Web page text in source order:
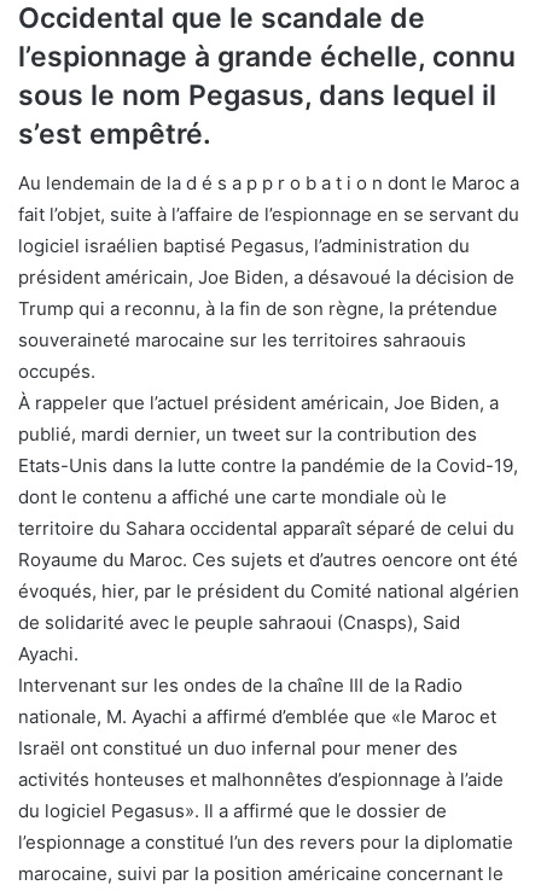
Occidental que le scandale de
l’espionnage à grande échelle, connu
sous le nom Pegasus, dans lequel il
s’est empêtré.
Au lendemain de la d é s a p p r o b a t i o n dont le Maroc a
fait l’objet, suite à l’affaire de l’espionnage en se servant du
logiciel israélien baptisé Pegasus, l’administration du
président américain, Joe Biden, a désavoué la décision de
Trump qui a reconnu, à la fin de son règne, la prétendue
souveraineté marocaine sur les territoires sahraouis
occupés.
À rappeler que l’actuel président américain, Joe Biden, a
publié, mardi dernier, un tweet sur la contribution des
Etats-Unis dans la lutte contre la pandémie de la Covid-19,
dont le contenu a affiché une carte mondiale où le
territoire du Sahara occidental apparaît séparé de celui du
Royaume du Maroc. Ces sujets et d’autres oencore ont été
évoqués, hier, par le président du Comité national algérien
de solidarité avec le peuple sahraoui (Cnasps), Said
Ayachi.
Intervenant sur les ondes de la chaîne III de la Radio
nationale, M. Ayachi a affirmé d’emblée que «le Maroc et
Israël ont constitué un duo infernal pour mener des
activités honteuses et malhonnêtes d’espionnage à l’aide
du logiciel Pegasus». Il a affirmé que le dossier de
l’espionnage a constitué l’un des revers pour la diplomatie
marocaine, suivi par la position américaine concernant le